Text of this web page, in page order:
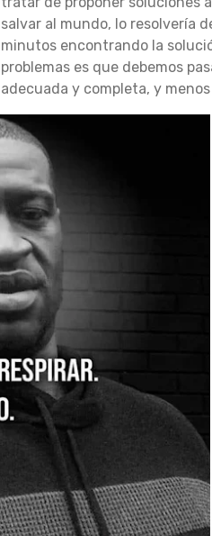
R
E
S
P
I
R
A
R
salvar al mundo, lo resolvería
minutos encontrando la
problemas es que debemos
adecuada y completa, y